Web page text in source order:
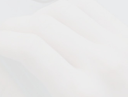
панель логов).
Б. Фигуры должны
легко заменить их на